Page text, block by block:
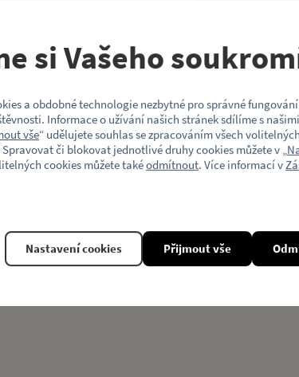
Motiv (typ vozu)
Související
si Vašeho
a obdobné technologie nezbytné pro správné
Informace o užívání našich stránek sdílíme s
vše“ udělujete souhlas se zpracováním všech
či blokovat jednotlivé druhy cookies můžete v „
cookies můžete takéodmítnout. Více informací v
Nastavení cookies Přijmout vše